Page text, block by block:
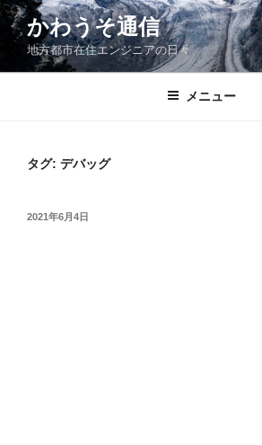
コ
ン
ン
かわうそ通信
地方都市在住エンジニアの日々
メニュー
タグ: デバッグ
投
2021年6月4日